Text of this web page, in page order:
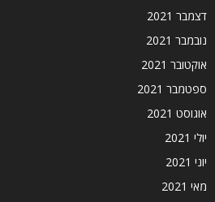
דצמבר 2021
נובמבר 2021
אוקטובר 2021
ספטמבר 2021
אוגוסט 2021
יולי 2021
יוני 2021
מאי 2021